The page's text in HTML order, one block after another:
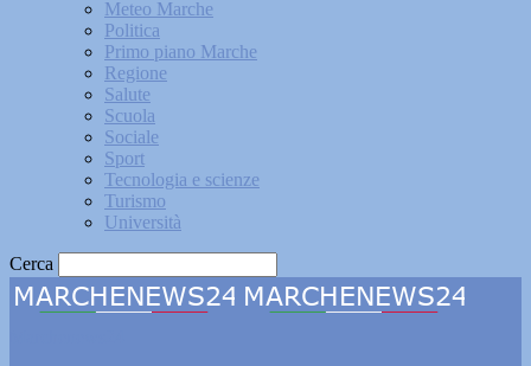
Meteo Marche
Politica
Primo piano Marche
Regione
Salute
Scuola
Sociale
Sport
Tecnologia e scienze
Turismo
Università
Cerca